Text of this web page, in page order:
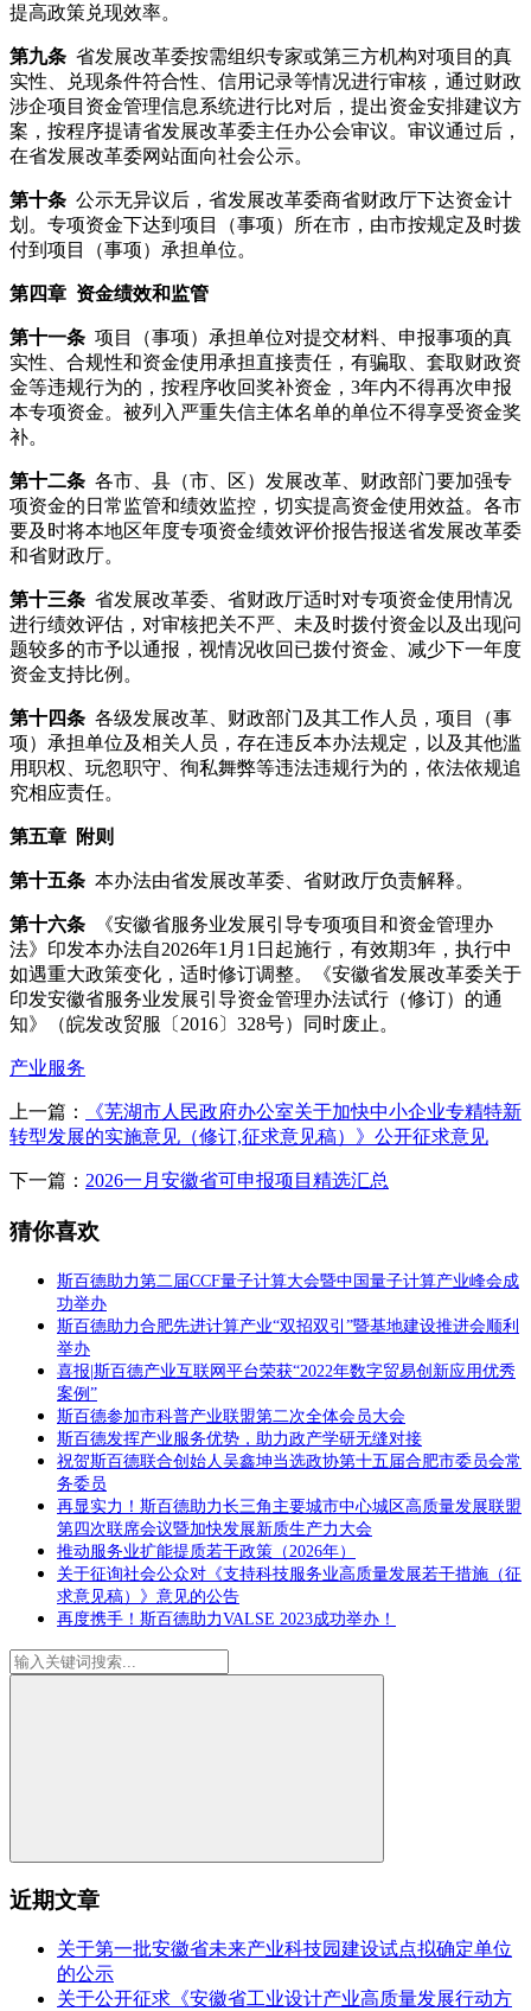
提高政策兑现效率。
第九条 省发展改革委按需组织专家或第三方机构对项目的真
实性、兑现条件符合性、信用记录等情况进行审核，通过财政
涉企项目资金管理信息系统进行比对后，提出资金安排建议方
案，按程序提请省发展改革委主任办公会审议。审议通过后，
在省发展改革委网站面向社会公示。
第十条 公示无异议后，省发展改革委商省财政厅下达资金计
划。专项资金下达到项目（事项）所在市，由市按规定及时拨
付到项目（事项）承担单位。
第四章 资金绩效和监管
第十一条 项目（事项）承担单位对提交材料、申报事项的真
实性、合规性和资金使用承担直接责任，有骗取、套取财政资
金等违规行为的，按程序收回奖补资金，3年内不得再次申报
本专项资金。被列入严重失信主体名单的单位不得享受资金奖
补。
第十二条 各市、县（市、区）发展改革、财政部门要加强专
项资金的日常监管和绩效监控，切实提高资金使用效益。各市
要及时将本地区年度专项资金绩效评价报告报送省发展改革委
和省财政厅。
第十三条 省发展改革委、省财政厅适时对专项资金使用情况
进行绩效评估，对审核把关不严、未及时拨付资金以及出现问
题较多的市予以通报，视情况收回已拨付资金、减少下一年度
资金支持比例。
第十四条 各级发展改革、财政部门及其工作人员，项目（事
项）承担单位及相关人员，存在违反本办法规定，以及其他滥
用职权、玩忽职守、徇私舞弊等违法违规行为的，依法依规追
究相应责任。
第五章 附则
第十五条 本办法由省发展改革委、省财政厅负责解释。
第十六条
《安徽省服务业发展引导专项项目和资金管理办
法》印发本办法自2026年1月1日起施行，有效期3年，执行中
如遇重大政策变化，适时修订调整。《安徽省发展改革委关于
印发安徽省服务业发展引导资金管理办法试行（修订）的通
知》（皖发改贸服〔2016〕328号）同时废止。
产业服务
上一篇：
《芜湖市人民政府办公室关于加快中小企业专精特新
转型发展的实施意见（修订,征求意见稿）》公开征求意见
下一篇： 2026一月安徽省可申报项目精选汇总
猜你喜欢
斯百德助力第二届CCF量子计算大会暨中国量子计算产业峰会成
功举办
斯百德助力合肥先进计算产业“双招双引”暨基地建设推进会顺利
举办
喜报|斯百德产业互联网平台荣获“2022年数字贸易创新应用优秀
案例”
斯百德参加市科普产业联盟第二次全体会员大会
斯百德发挥产业服务优势，助力政产学研无缝对接
祝贺斯百德联合创始人吴鑫坤当选政协第十五届合肥市委员会常
务委员
再显实力！斯百德助力长三角主要城市中心城区高质量发展联盟
第四次联席会议暨加快发展新质生产力大会
推动服务业扩能提质若干政策（2026年）
关于征询社会公众对《支持科技服务业高质量发展若干措施（征
求意见稿）》意见的公告
再度携手！斯百德助力VALSE 2023成功举办！
近期文章
关于第一批安徽省未来产业科技园建设试点拟确定单位
的公示
关于公开征求《安徽省工业设计产业高质量发展行动方